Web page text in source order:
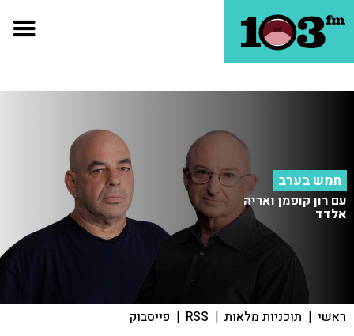
חמש בערב
עם רון קופמן ואריה
אלדד
ראשי | תוכניות מלאות |
RSS
| פייסבוק